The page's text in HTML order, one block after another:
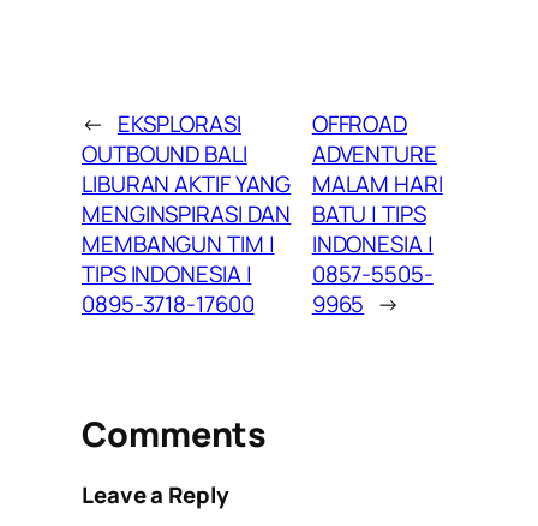
← EKSPLORASI
OUTBOUND BALI
LIBURAN AKTIF YANG
MENGINSPIRASI DAN
MEMBANGUN TIM |
TIPS INDONESIA |
0895-3718-17600
OFFROAD
ADVENTURE
MALAM HARI
BATU | TIPS
INDONESIA |
0857-5505-
9965 →
Comments
Leave a Reply